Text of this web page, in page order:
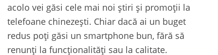
acolo vei găsi cele mai noi știri și promoții la
telefoane chinezești. Chiar dacă ai un buget
redus poți găsi un smartphone bun, fără să
renunți la funcționalități sau la calitate.